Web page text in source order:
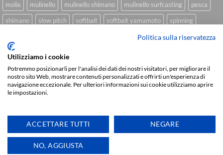
molix
mulinello mulinello shimano mulinello surfcasting
pesca
shimano
slow pitch softbait softbait yamamoto
spinning
trecciato trolling tubertini
Sviluppato daWe Blink Design
Delivery
Copyright 2026 © IlMaestralePesca.it
Politica sulla riservatezza
Utilizziamo i cookie
Potremmo posizionarli per l'analisi dei dati dei nostri visitatori, per migliorare il
nostro sito Web, mostrare contenuti personalizzati e offrirti un'esperienza di
navigazione eccezionale. Per ulteriori informazioni sui cookie utilizziamo aprire
le impostazioni.
ACCETTARE TUTTI NEGARE
NO, AGGIUSTA